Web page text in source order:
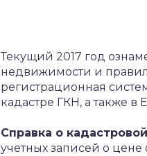
Текущий 2017 год
недвижимости и
регистрационная
кадастре ГКН, а также
Справка о
учетных записей о